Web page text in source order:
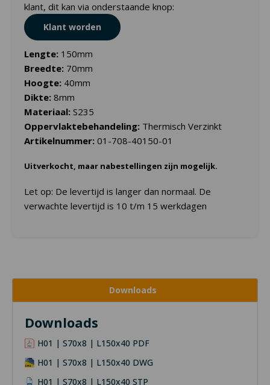
klant, dit kan via onderstaande knop:
Klant worden
Lengte: 150mm
Breedte: 70mm
Hoogte: 40mm
Dikte: 8mm
Materiaal: S235
Oppervlaktebehandeling: Thermisch Verzinkt
Artikelnummer: 01-708-40150-01
Uitverkocht, maar nabestellingen zijn mogelijk.
Let op: De levertijd is langer dan normaal. De
verwachte levertijd is 10 t/m 15 werkdagen
Downloads
Downloads
H01 | S70x8 | L150x40 PDF
H01 | S70x8 | L150x40 DWG
H01 | S70x8 | L150x40 STP